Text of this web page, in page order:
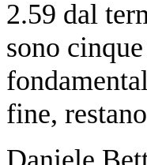
2.59 dal
sono
fine,